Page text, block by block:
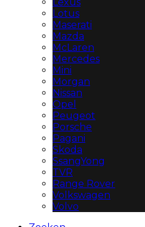
Lotus
Maserati
Mazda
McLaren
Mercedes
Mini
Morgan
Nissan
Opel
Peugeot
Porsche
Pagani
Skoda
SsangYong
TVR
Range Rover
Volkswagen
Volvo